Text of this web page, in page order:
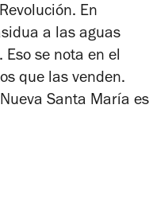
En
a las aguas
se nota en el
que las venden.
Santa María es